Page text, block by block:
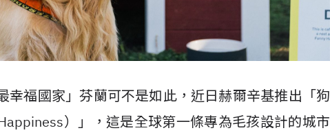
幸福國家」芬蘭可不是如此，近日赫爾辛基推出「狗
）」，這是全球第一條專為毛孩設計的城市